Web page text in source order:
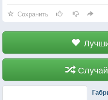
почувствовала твою
высокую
когда то покорившую
Сохранить